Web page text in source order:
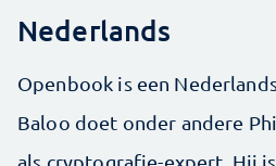
Nederlands
Openbook is een
Baloo doet onder andere
als cryptografie-expert. Hij